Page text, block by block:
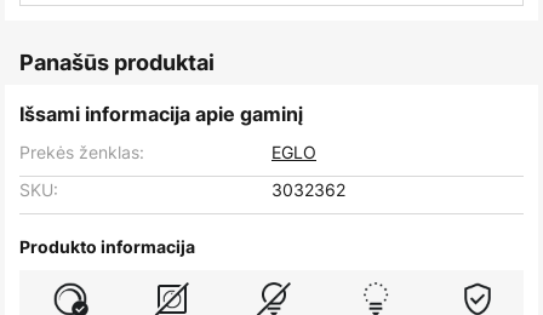
Panašūs produktai
Išsami informacija apie gaminį
Prekės ženklas:
EGLO
SKU:
3032362
Produkto informacija